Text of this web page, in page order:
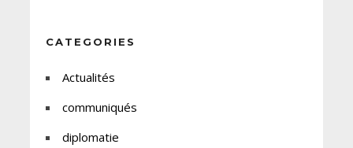
CATEGORIES
Actualités
communiqués
diplomatie